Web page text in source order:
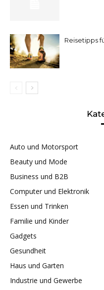
Reisetipps
Auto und Motorsport
Beauty und Mode
Business und B2B
Computer und Elektronik
Essen und Trinken
Familie und Kinder
Gadgets
Gesundheit
Haus und Garten
Industrie und Gewerbe